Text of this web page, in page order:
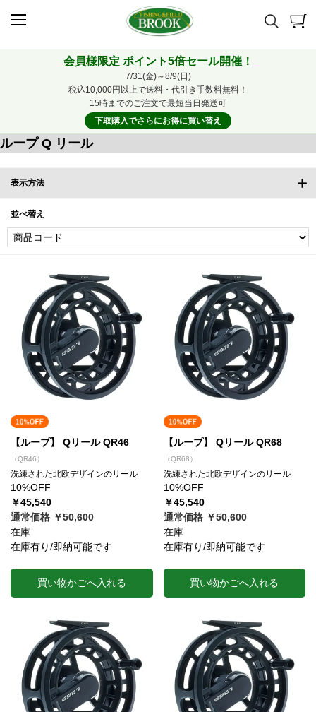
会員様限定 ポイント5倍セール開催！
7/31(金)～8/9(日)
税込10,000円以上で送料・代引き手数料無料！
15時までのご注文で最短当日発送可
下取購入でさらにお得に買い替え
ループ Q リール
表示方法
並べ替え
【ループ】 Qリール QR46
（QR46）
洗練された北欧デザインのリール
10%OFF
￥45,540
通常価格 ￥50,600
在庫
在庫有り/即納可能です
買い物かごへ入れる
【ループ】 Qリール QR68
（QR68）
洗練された北欧デザインのリール
10%OFF
￥45,540
通常価格 ￥50,600
在庫
在庫有り/即納可能です
買い物かごへ入れる